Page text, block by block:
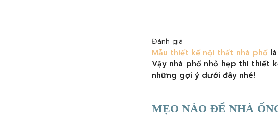
Đánh giá
Mẫu thiết kế nội thất nhà phố
Vậy nhà phố nhỏ hẹp thì thiết
những gợi ý dưới đây nhé!
MẸO NÀO ĐỂ NHÀ